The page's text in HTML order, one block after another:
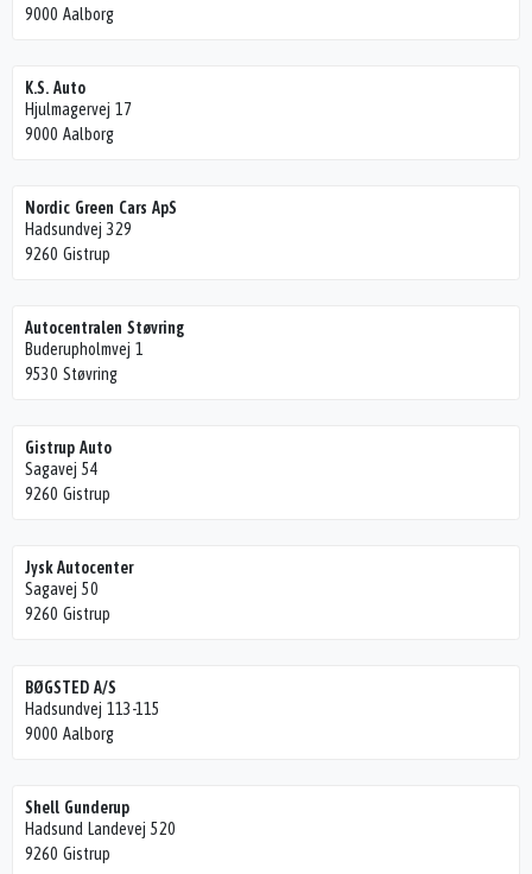
9000 Aalborg
K.S. Auto
Hjulmagervej 17
9000 Aalborg
Nordic Green Cars ApS
Hadsundvej 329
9260 Gistrup
Autocentralen Støvring
Buderupholmvej 1
9530 Støvring
Gistrup Auto
Sagavej 54
9260 Gistrup
Jysk Autocenter
Sagavej 50
9260 Gistrup
BØGSTED A/S
Hadsundvej 113-115
9000 Aalborg
Shell Gunderup
Hadsund Landevej 520
9260 Gistrup